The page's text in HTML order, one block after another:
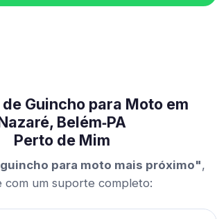
Guincho para Moto em
Belém‑PA
Perto de Mim
para moto mais próximo",
com um suporte completo: